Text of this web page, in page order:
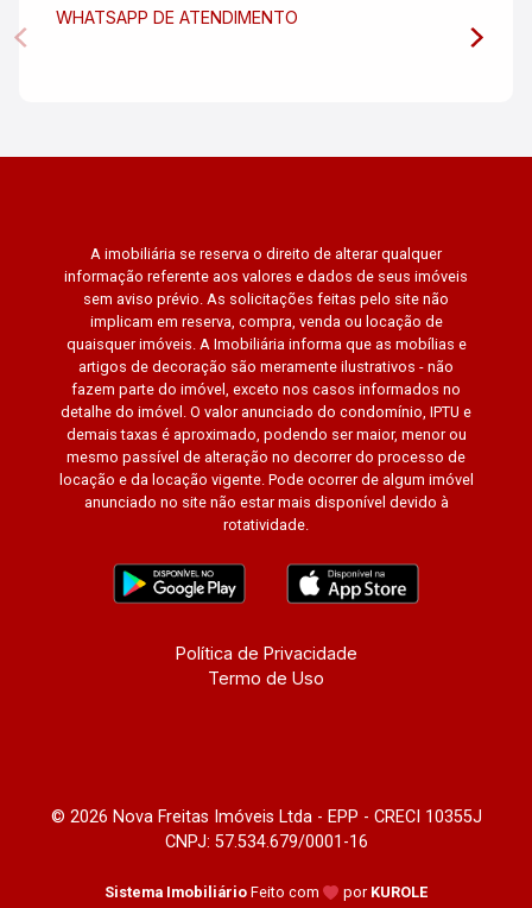
WHATSAPP DE ATENDIMENTO
A imobiliária se reserva o direito de alterar qualquer
informação referente aos valores e dados de seus imóveis
sem aviso prévio. As solicitações feitas pelo site não
implicam em reserva, compra, venda ou locação de
quaisquer imóveis. A Imobiliária informa que as mobílias e
artigos de decoração são meramente ilustrativos - não
fazem parte do imóvel, exceto nos casos informados no
detalhe do imóvel. O valor anunciado do condomínio, IPTU e
demais taxas é aproximado, podendo ser maior, menor ou
mesmo passível de alteração no decorrer do processo de
locação e da locação vigente. Pode ocorrer de algum imóvel
anunciado no site não estar mais disponível devido à
rotatividade.
Política de Privacidade
Termo de Uso
© 2026 Nova Freitas Imóveis Ltda - EPP - CRECI 10355J
CNPJ: 57.534.679/0001-16
Sistema Imobiliário Feito com por KUROLE